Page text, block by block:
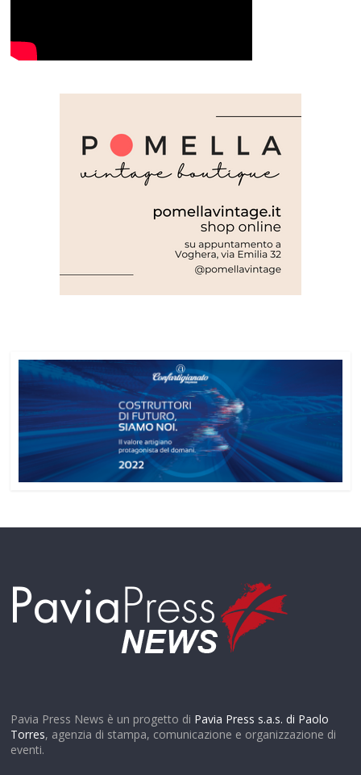
Pavia Press News è un progetto di Pavia Press s.a.s. di Paolo
Torres, agenzia di stampa, comunicazione e organizzazione di
eventi.